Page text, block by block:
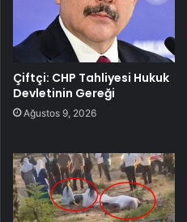
Çiftçi: CHP Tahliyesi Hukuk
Devletinin Gereği
Ağustos 9, 2026